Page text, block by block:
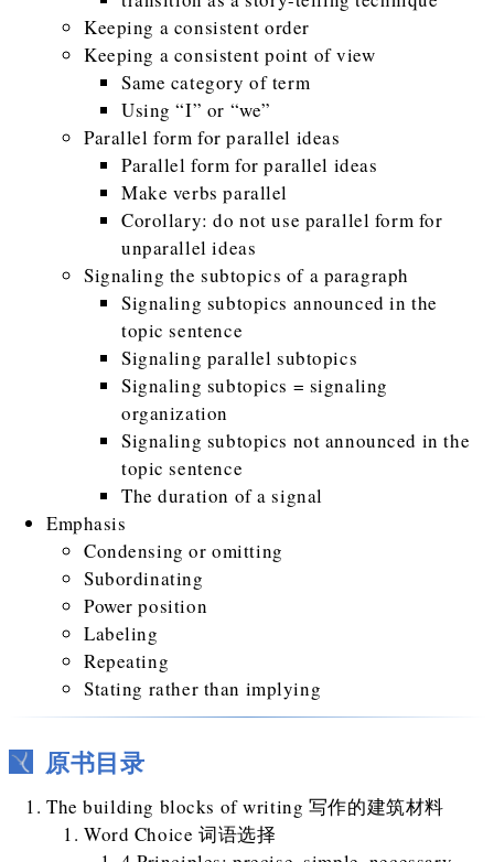
Keeping a consistent order
Keeping a consistent point of view
Same category of term
Using “I” or “we”
Parallel form for parallel ideas
Parallel form for parallel ideas
Make verbs parallel
Corollary: do not use parallel form for
unparallel ideas
Signaling the subtopics of a paragraph
Signaling subtopics announced in the
topic sentence
Signaling parallel subtopics
Signaling subtopics = signaling
organization
Signaling subtopics not announced in the
topic sentence
The duration of a signal
Emphasis
Condensing or omitting
Subordinating
Power position
Labeling
Repeating
Stating rather than implying
原书目录
The building blocks of writing 写作的建筑材料
Word Choice 词语选择